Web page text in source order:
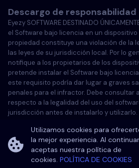
Utilizamos cookies para
la mejor experiencia. Al
aceptas nuestra política de
cookies.POLÍTICA DE COOKIES
Portugués
Türkçe
Polski
Descargo de responsabilidad
Eyezy SOFTWARE DESTINADO
el Software bajo licencia en un dispositivo
propiedad constituye una violación de la
las leyes de su jurisdicción local. Por lo
notifique a los propietarios de los
pretende instalar el Software bajo
este requisito podría dar lugar a graves
penales para el infractor. Debe consultar
respecto a la legalidad del uso del
jurisdicción antes de instalarlo y utilizarlo.
dispositivo y es consciente de que Eyezy
© 2026Eyezy. All rights